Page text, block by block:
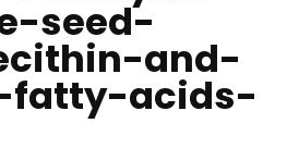
seed-
and-
fatty-acids-